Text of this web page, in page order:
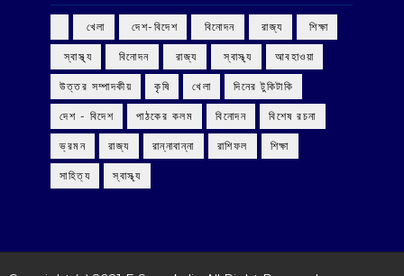
‌ খেলা ‌ দেশ-বিদেশ ‌ বিনোদন ‌ রাজ্য ‌ শিক্ষা
‌ স্বাস্থ্য ‌ বিনোদন ‌ রাজ্য ‌ স্বাস্থ্য আবহাওয়া
উত্তর সম্পাদকীয় কৃষি খেলা দিনের টুকিটাকি
দেশ - বিদেশ পাঠকের কলম বিনোদন বিশেষ রচনা
ভ্রমন রাজ্য রান্নাবান্না রাশিফল শিক্ষা
সাহিত্য স্বাস্থ্য